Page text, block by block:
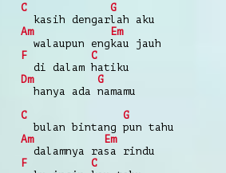
C
G
kasih dengarlah aku
Am
Em
walaupun engkau jauh
F
C
di dalam hatiku
Dm
G
hanya ada namamu
C
G
bulan bintang pun tahu
Am
Em
dalamnya rasa rindu
F
C